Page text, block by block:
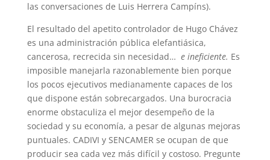
las conversaciones de Luis Herrera Campíns).
El resultado del apetito controlador de Hugo Chávez
es una administración pública elefantiásica,
cancerosa, recrecida sin necesidad… e ineficiente. Es
imposible manejarla razonablemente bien porque
los pocos ejecutivos medianamente capaces de los
que dispone están sobrecargados. Una burocracia
enorme obstaculiza el mejor desempeño de la
sociedad y su economía, a pesar de algunas mejoras
puntuales. CADIVI y SENCAMER se ocupan de que
producir sea cada vez más difícil y costoso. Pregunte